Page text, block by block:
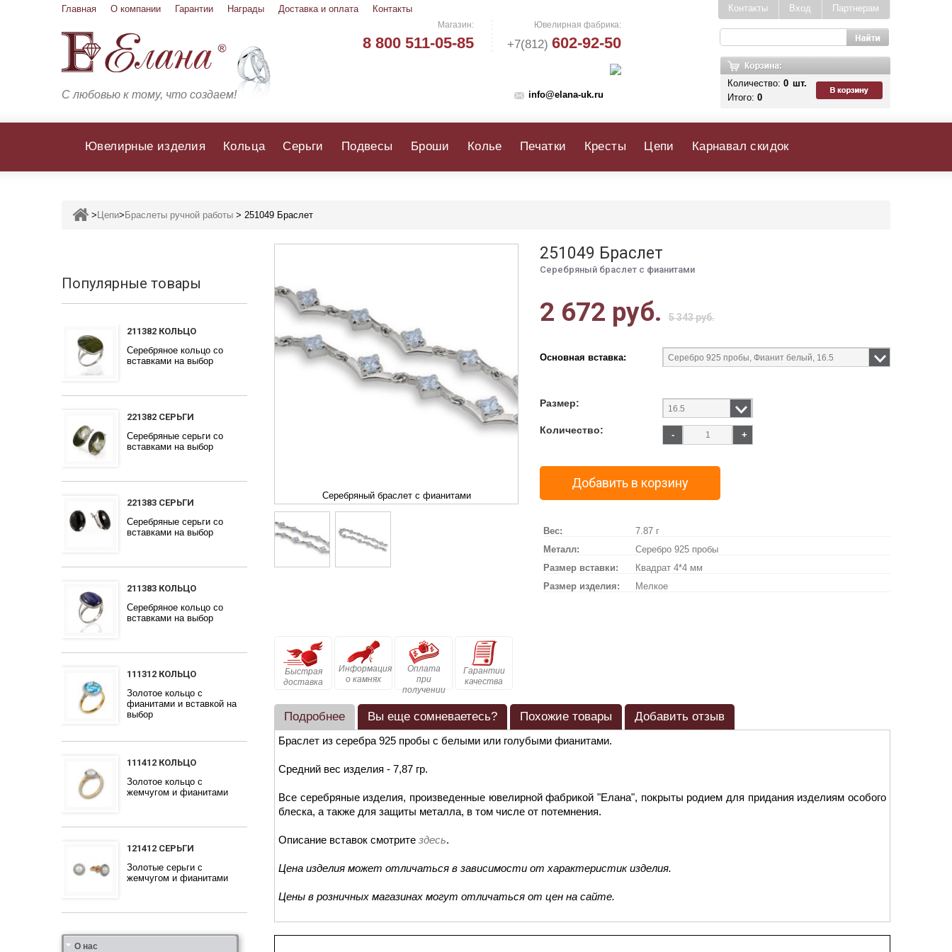
Главная О компании Гарантии Награды Доставка и оплата Контакты
С любовью к тому, что создаем!
Магазин:
8 800 511-05-85
Ювелирная фабрика:
+7(812) 602-92-50
info@elana-uk.ru
Партнерам
Вход
Контакты
Количество: 0 шт.
Итого: 0
Ювелирные изделия Кольца Серьги Подвесы Броши Колье Печатки Кресты Цепи Карнавал скидок
> Цепи> Браслеты ручной работы > 251049 Браслет
Популярные товары
211382 КОЛЬЦО
Серебряное кольцо со
вставками на выбор
221382 СЕРЬГИ
Серебряные серьги со
вставками на выбор
221383 СЕРЬГИ
Серебряные серьги со
вставками на выбор
211383 КОЛЬЦО
Серебряное кольцо со
вставками на выбор
111312 КОЛЬЦО
Золотое кольцо с
фианитами и вставкой на
выбор
111412 КОЛЬЦО
Золотое кольцо с
жемчугом и фианитами
121412 СЕРЬГИ
Золотые серьги с
жемчугом и фианитами
О нас
Ювелирная фабрика
Сеть магазинов
Партнерам
Гарантия качества
Дизайн
Индивидуальный подход
Наши цены и скидки
Золотые руки
Награды, дипломы, участие в выставках
Отзывы
Серебряный браслет с фианитами
Быстрая
доставка
Информация
о камнях
Оплата
при
получении
Гарантии
качества
251049 Браслет
Серебряный браслет с фианитами
2 672 руб. 5 343 руб.
Основная вставка:
Размер:
Количество: - +
Добавить в корзину
Вес:
7.87 г
Металл:
Серебро 925 пробы
Размер вставки:
Квадрат 4*4 мм
Размер изделия:
Мелкое
Подробнее Вы еще сомневаетесь? Похожие товары Добавить отзыв
Браслет из серебра 925 пробы с белыми или голубыми фианитами.
Средний вес изделия - 7,87 гр.
Все серебряные изделия, произведенные ювелирной фабрикой "Елана", покрыты родием для придания изделиям особого
блеска, а также для защиты металла, в том числе от потемнения.
Описание вставок смотрите здесь.
Цена изделия может отличаться в зависимости от характеристик изделия.
Цены в розничных магазинах могут отличаться от цен на сайте.